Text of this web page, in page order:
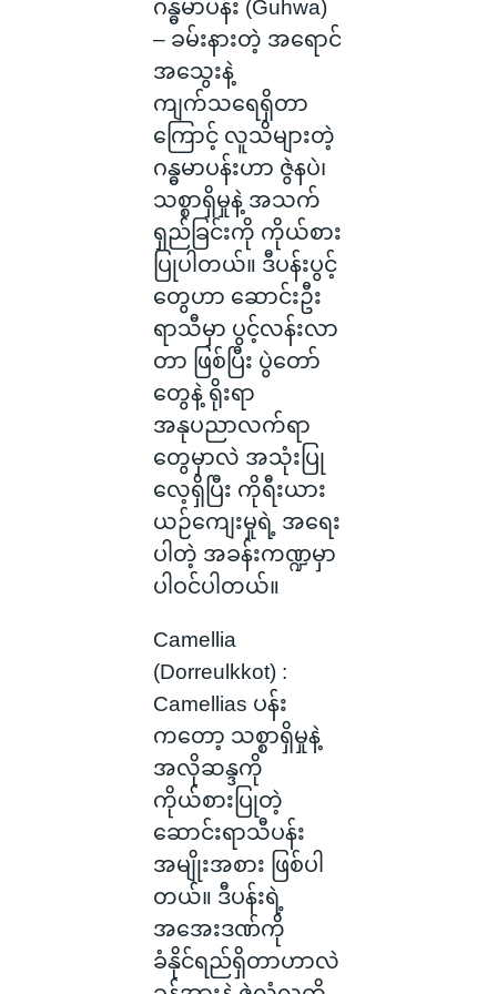
ဂန္ဓမာပန်း (Guhwa)
– ခမ်းနားတဲ့ အရောင်
အသွေးနဲ့
ကျက်သရေရှိတာ
ကြောင့် လူသိများတဲ့
ဂန္ဓမာပန်းဟာ ဇွဲနပဲ၊
သစ္စာရှိမှုနဲ့ အသက်
ရှည်ခြင်းကို ကိုယ်စား
ပြုပါတယ်။ ဒီပန်းပွင့်
တွေဟာ ဆောင်းဦး
ရာသီမှာ ပွင့်လန်းလာ
တာ ဖြစ်ပြီး ပွဲတော်
တွေနဲ့ ရိုးရာ
အနုပညာလက်ရာ
တွေမှာလဲ အသုံးပြု
လေ့ရှိပြီး ကိုရီးယား
ယဉ်ကျေးမှုရဲ့ အရေး
ပါတဲ့ အခန်းကဏ္ဍမှာ
ပါဝင်ပါတယ်။
Camellia
(Dorreulkkot) :
Camellias ပန်း
ကတော့ သစ္စာရှိမှုနဲ့
အလိုဆန္ဒကို
ကိုယ်စားပြုတဲ့
ဆောင်းရာသီပန်း
အမျိုးအစား ဖြစ်ပါ
တယ်။ ဒီပန်းရဲ့
အအေးဒဏ်ကို
ခံနိုင်ရည်ရှိတာဟာလဲ